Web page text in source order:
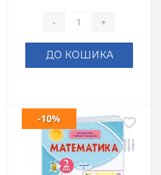
- +
ДО КОШИКА
-10%